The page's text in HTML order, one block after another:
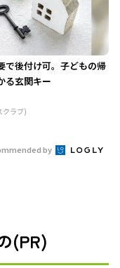
で後付け可。子どもの帰
る玄関キー
クラブ)
by
(PR)